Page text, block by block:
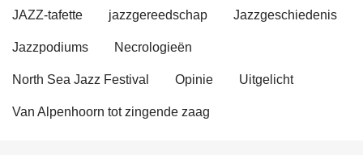
JAZZ-tafette jazzgereedschap Jazzgeschiedenis
Jazzpodiums Necrologieën
North Sea Jazz Festival Opinie Uitgelicht
Van Alpenhoorn tot zingende zaag